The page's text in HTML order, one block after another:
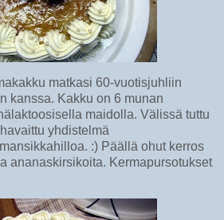
matkasi 60-vuotisjuhliin
kanssa. Kakku on 6 munan
maidolla. Välissä tuttu
yhdistelmä
:) Päällä ohut kerros
ananaskirsikoita. Kermapursotukset